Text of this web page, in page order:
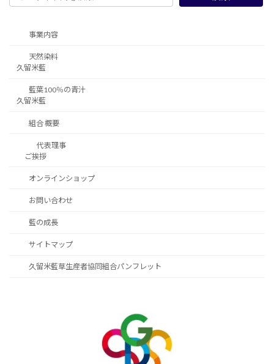
事業内容
天然染料
久留米藍
藍葉100％の青汁
久留米藍
組合 概要
代表理事
ご挨拶
オンラインショップ
お問い合わせ
藍の成長
サイトマップ
久留米藍草生産者協同組合パンフレット